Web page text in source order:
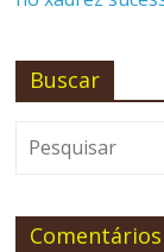
Buscar
Comentários